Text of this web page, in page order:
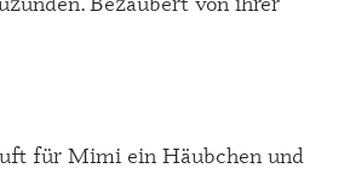
für Mimi ein Häubchen und